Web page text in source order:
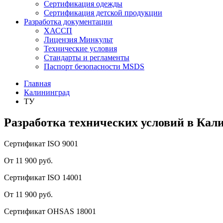
Сертификация одежды
Сертификация детской продукции
Разработка документации
ХАССП
Лицензия Минкульт
Технические условия
Стандарты и регламенты
Паспорт безопасности MSDS
Главная
Калининград
ТУ
Разработка технических условий в
Сертификат ISO 9001
От 11 900 руб.
Сертификат ISO 14001
От 11 900 руб.
Сертификат OHSAS 18001